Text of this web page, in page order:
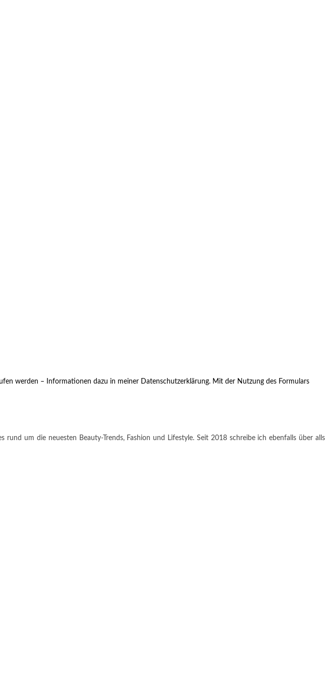
werden – Informationen dazu in meiner Datenschutzerklärung. Mit der Nutzung des Formulars
um die neuesten Beauty-Trends, Fashion und Lifestyle. Seit 2018 schreibe ich ebenfalls über alls